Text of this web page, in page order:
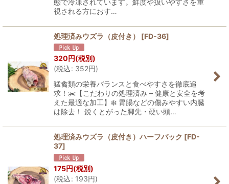
視される方におす…
処理済みウズラ（皮付き） [FD-36]
320円(税別)
(税込: 352円)
猛禽類の栄養バランスと食べやすさを徹底追
求！✂️【こだわりの処理済み – 健康と安全を考
えた最適な加工】❄️ 胃腸などの傷みやすい内臓
は除去！ 鋭くとがった脚先・硬い頭…
処理済みウズラ（皮付き）ハーフパック [FD-
37]
175円(税別)
(税込: 193円)